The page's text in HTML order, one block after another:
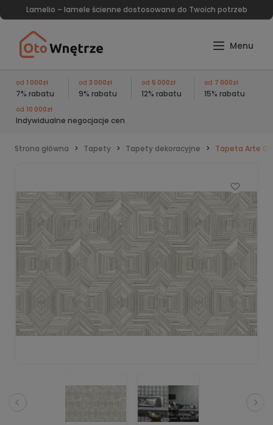
Lamelio – lamele ścienne dostosowane do Twoich potrzeb
od 1 000zł
7% rabatu
od 3 000zł
9% rabatu
od 5 000zł
12% rabatu
od 7 000zł
15% rabatu
od 10 000zł
Indywidualne negocjacje cen
Strona główna Tapety Tapety dekoracyjne Tapeta Arte